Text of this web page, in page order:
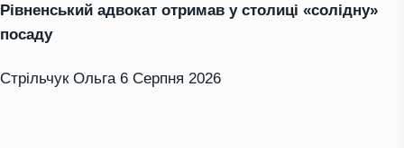
Рівненський адвокат отримав у столиці «солідну»
посаду
Стрільчук Ольга 6 Серпня 2026